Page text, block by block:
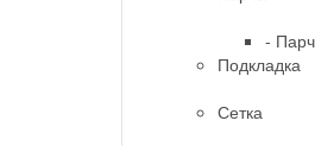
-
Подкладка
Сетка